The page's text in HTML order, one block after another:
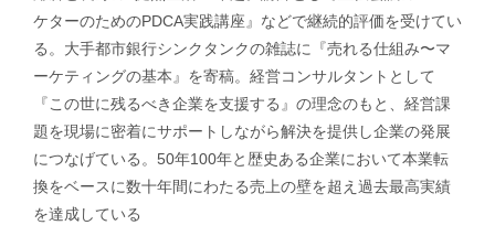
ケターのためのPDCA実践講座』などで継続的評価を受けてい
る。大手都市銀行シンクタンクの雑誌に『売れる仕組み〜マ
ーケティングの基本』を寄稿。経営コンサルタントとして
『この世に残るべき企業を支援する』の理念のもと、経営課
題を現場に密着にサポートしながら解決を提供し企業の発展
につなげている。50年100年と歴史ある企業において本業転
換をベースに数十年間にわたる売上の壁を超え過去最高実績
を達成している